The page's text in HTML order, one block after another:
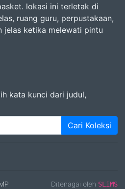
lokasi ini terletak di
ruang guru, perpustakaan,
jelas ketika melewati pintu
kata kunci dari judul,
Cari Koleksi
Ditenagai oleh SLiMS